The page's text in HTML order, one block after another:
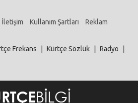
İletişim Kullanım Şartları Reklam
Frekans Kürtçe Sözlük Radyo